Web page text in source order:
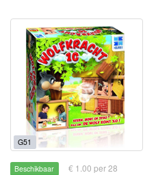
G51
Beschikbaar
€ 1.00 per 28